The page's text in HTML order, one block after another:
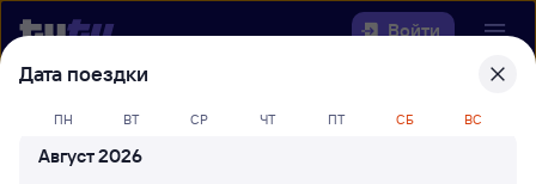
Войти
Выберите день, чтобы найтиж/д
билеты Иркутск Сортировочный —
Дата поездки
ПН ВТ СР ЧТ ПТ СБ ВС
Август 2026